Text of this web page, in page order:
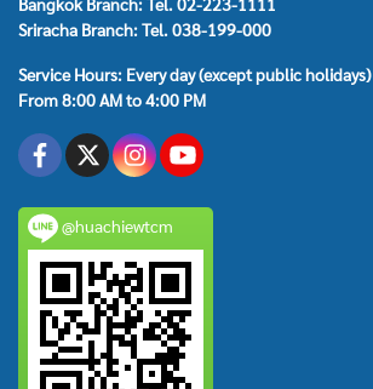
Sriracha Branch: Tel. 038-199-000
Service Hours: Every day (except public holidays)
From 8:00 AM to 4:00 PM
@huachiewtcm